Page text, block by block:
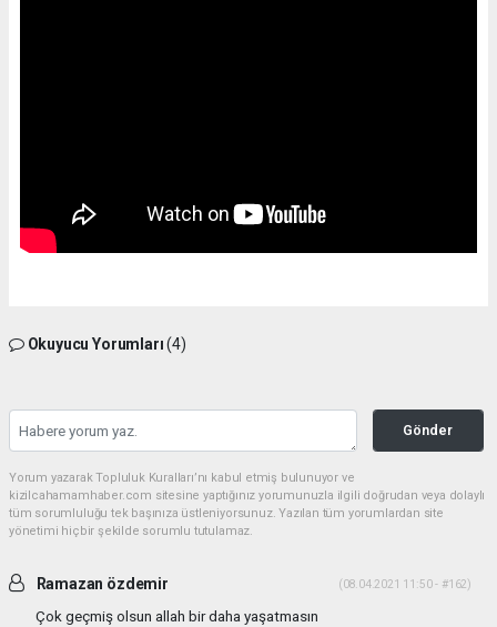
Okuyucu Yorumları(4)
Gönder
Yorum yazarak Topluluk Kuralları’nı kabul etmiş bulunuyor ve
kizilcahamamhaber.com sitesine yaptığınız yorumunuzla ilgili doğrudan veya dolaylı
tüm sorumluluğu tek başınıza üstleniyorsunuz. Yazılan tüm yorumlardan site
yönetimi hiçbir şekilde sorumlu tutulamaz.
Ramazan özdemir (08.04.2021 11:50 - #162)
Çok geçmiş olsun allah bir daha yaşatmasın